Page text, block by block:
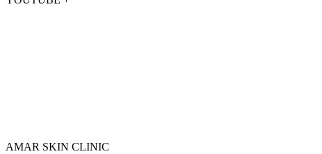
AMAR SKIN CLINIC